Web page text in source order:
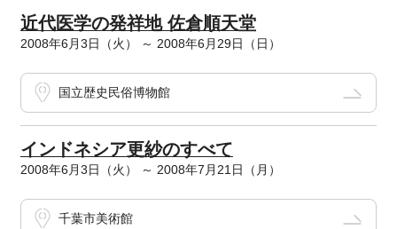
近代医学の発祥地 佐倉順天堂
2008年6月3日（火） ～ 2008年6月29日（日）
国立歴史民俗博物館
インドネシア更紗のすべて
2008年6月3日（火） ～ 2008年7月21日（月）
千葉市美術館